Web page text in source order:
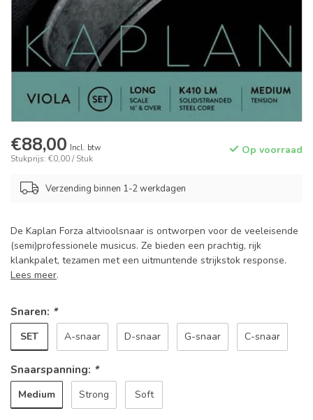
€88,00 Incl. btw
Stukprijs: €0,00 / Stuk
Op voorraad
Verzending binnen 1-2 werkdagen
De Kaplan Forza altvioolsnaar is ontworpen voor de veeleisende
(semi)professionele musicus. Ze bieden een prachtig, rijk
klankpalet, tezamen met een uitmuntende strijkstok response.
Lees meer.
Snaren: *
SET A-snaar D-snaar G-snaar C-snaar
Snaarspanning: *
Medium Strong Soft